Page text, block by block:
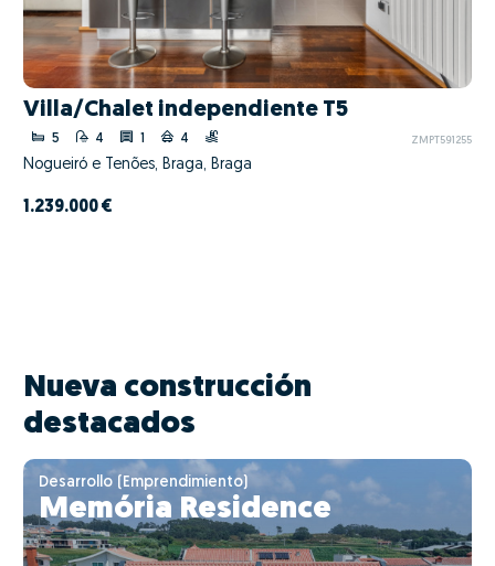
Villa/Chalet independiente T5
5 4 4 ZMPT591255
Nogueiró e Tenões, Braga, Braga
1.239.000 €
Nueva construcción
destacados
Desarrollo (Emprendimiento)
Memória Residence